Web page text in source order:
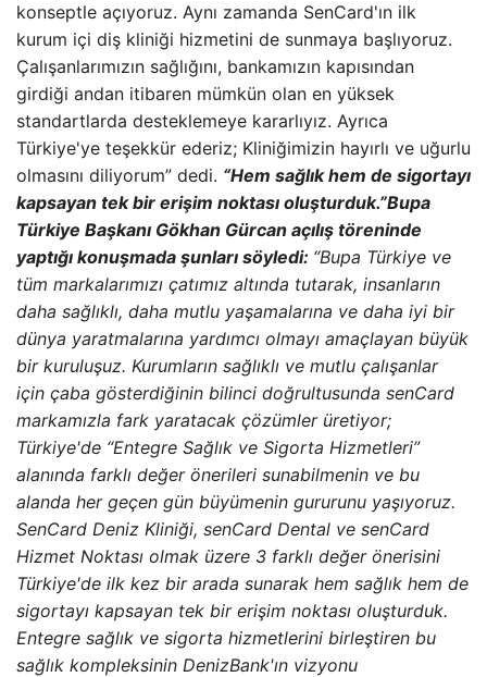
konseptle açıyoruz. Aynı zamanda SenCard'ın ilk
kurum içi diş kliniği hizmetini de sunmaya başlıyoruz.
Çalışanlarımızın sağlığını, bankamızın kapısından
girdiği andan itibaren mümkün olan en yüksek
standartlarda desteklemeye kararlıyız. Ayrıca
Türkiye'ye teşekkür ederiz; Kliniğimizin hayırlı ve uğurlu
olmasını diliyorum” dedi. “Hem sağlık hem de sigortayı
kapsayan tek bir erişim noktası oluşturduk.”Bupa
Türkiye Başkanı Gökhan Gürcan açılış töreninde
yaptığı konuşmada şunları söyledi: “Bupa Türkiye ve
tüm markalarımızı çatımız altında tutarak, insanların
daha sağlıklı, daha mutlu yaşamalarına ve daha iyi bir
dünya yaratmalarına yardımcı olmayı amaçlayan büyük
bir kuruluşuz. Kurumların sağlıklı ve mutlu çalışanlar
için çaba gösterdiğinin bilinci doğrultusunda senCard
markamızla fark yaratacak çözümler üretiyor;
Türkiye'de “Entegre Sağlık ve Sigorta Hizmetleri”
alanında farklı değer önerileri sunabilmenin ve bu
alanda her geçen gün büyümenin gururunu yaşıyoruz.
SenCard Deniz Kliniği, senCard Dental ve senCard
Hizmet Noktası olmak üzere 3 farklı değer önerisini
Türkiye'de ilk kez bir arada sunarak hem sağlık hem de
sigortayı kapsayan tek bir erişim noktası oluşturduk.
Entegre sağlık ve sigorta hizmetlerini birleştiren bu
sağlık kompleksinin DenizBank'ın vizyonu